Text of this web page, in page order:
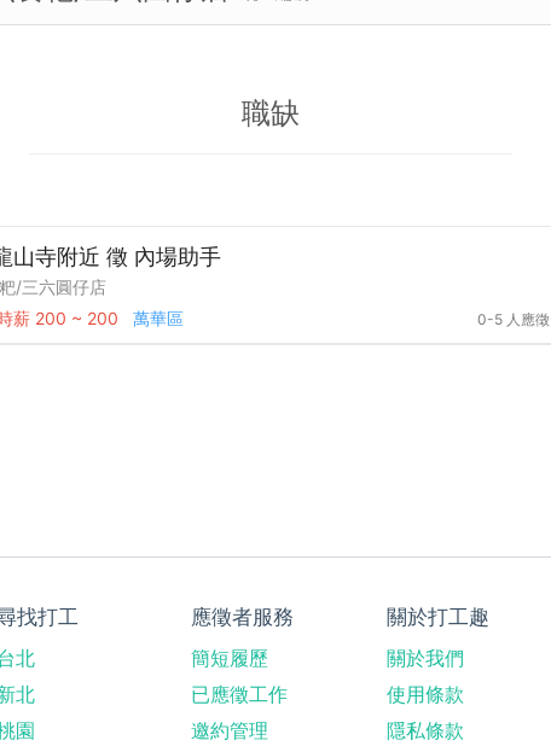
職缺
山寺附近 徵 內場助手
/三六圓仔店
薪 200 ~ 200 萬華區 0-5 人應徵
找打工
北
北
園
應徵者服務
簡短履歷
已應徵工作
邀約管理
關於打工趣
關於我們
使用條款
隱私條款